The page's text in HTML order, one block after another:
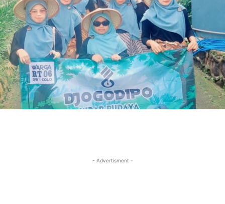
- Advertisment -